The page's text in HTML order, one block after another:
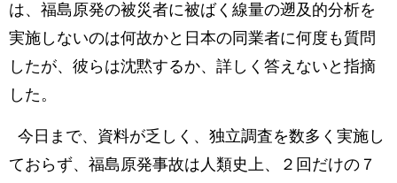
は、福島原発の被災者に被ばく線量の遡及的分析を
実施しないのは何故かと日本の同業者に何度も質問
したが、彼らは沈黙するか、詳しく答えないと指摘
した。
今日まで、資料が乏しく、独立調査を数多く実施し
ておらず、福島原発事故は人類史上、２回だけの７